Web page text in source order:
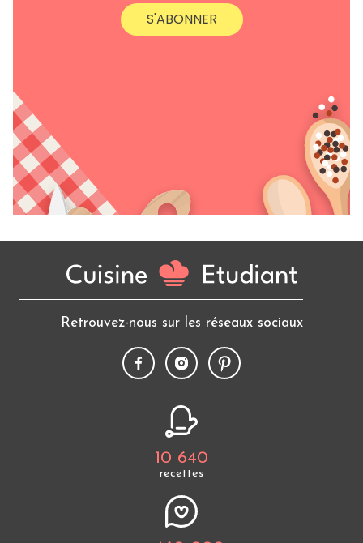
S'ABONNER
Retrouvez-nous sur les réseaux sociaux
10 640
recettes